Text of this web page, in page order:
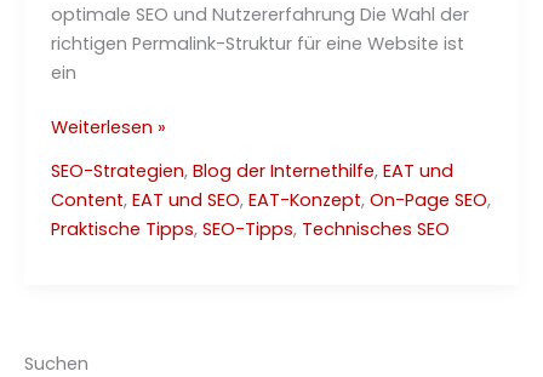
optimale SEO und Nutzererfahrung Die Wahl der
richtigen Permalink-Struktur für eine Website ist
ein
Die
Permalink-
Struktur
–
Weiterlesen »
SEO-Strategien, Blog der Internethilfe, EAT und
Content, EAT und SEO, EAT-Konzept, On-Page SEO,
Praktische Tipps, SEO-Tipps, Technisches SEO
Suchen